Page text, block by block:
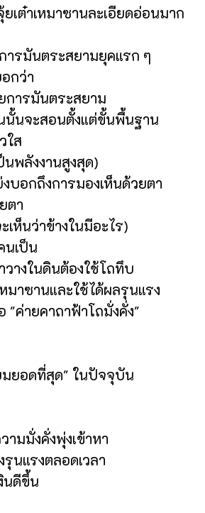
เต๋าเหมาซานละเอียดอ่อนมาก
รมันตระสยามยุคแรก ๆ
กว่า
การมันตระสยาม
นั้นจะสอนตั้งแต่ขั้นพื้นฐาน
ใส
พลังงานสูงสุด)
บอกถึงการมองเห็นด้วยตา
ตา
เห็นว่าข้างในมีอะไร)
นเป็น
วางในดินต้องใช้โถทึบ
มาซานและใช้ได้ผลรุนแรง
"ค่ายคาถาฟ้าโถมั่งคั่ง"
มยอดที่สุด" ในปัจจุบัน
ามมั่งคั่งพุ่งเข้าหา
นแรงตลอดเวลา
นดีขึ้น